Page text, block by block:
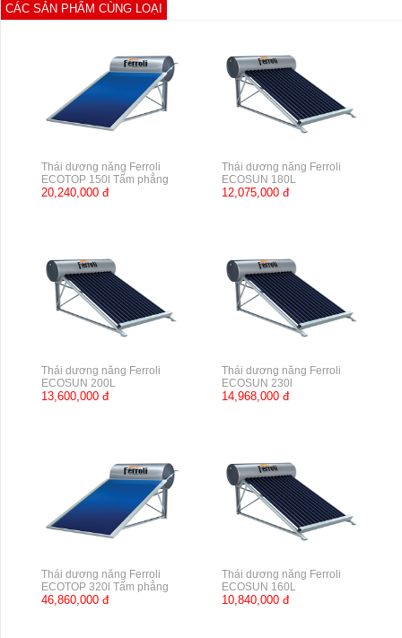
CÁC SẢN PHẨM CÙNG LOẠI
Thái dương năng Ferroli
ECOTOP 150l Tấm phẳng
20,240,000 đ
Thái dương năng Ferroli
ECOSUN 180L
12,075,000 đ
Thái dương năng Ferroli
ECOSUN 200L
13,600,000 đ
Thái dương năng Ferroli
ECOSUN 230l
14,968,000 đ
Thái dương năng Ferroli
ECOTOP 320l Tấm phẳng
46,860,000 đ
Thái dương năng Ferroli
ECOSUN 160L
10,840,000 đ